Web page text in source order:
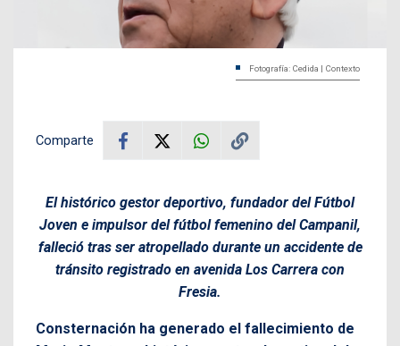
Fotografía: Cedida | Contexto
Comparte
El histórico gestor deportivo, fundador del Fútbol
Joven e impulsor del fútbol femenino del Campanil,
falleció tras ser atropellado durante un accidente de
tránsito registrado en avenida Los Carrera con
Fresia.
Consternación ha generado el fallecimiento de